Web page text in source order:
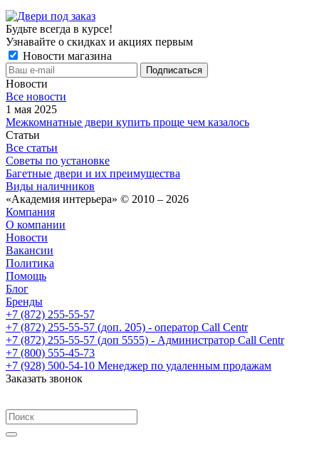
Будьте всегда в курсе!
Узнавайте о скидках и акциях первым
Новости магазина
Новости
Все новости
1 мая 2025
Межкомнатные двери купить проще чем казалось
Статьи
Все статьи
Советы по установке
Багетные двери и их преимущества
Виды наличников
«Академия интерьера» © 2010 – 2026
Компания
О компании
Новости
Вакансии
Политика
Помощь
Блог
Бренды
+7 (872) 255-55-57
+7 (872) 255-55-57 (доп. 205) - оператор Call Centr
+7 (872) 255-55-57 (доп 5555) - Администратор Call Centr
+7 (800) 555-45-73
+7 (928) 500-54-10 Менеджер по удаленным продажам
Заказать звонок